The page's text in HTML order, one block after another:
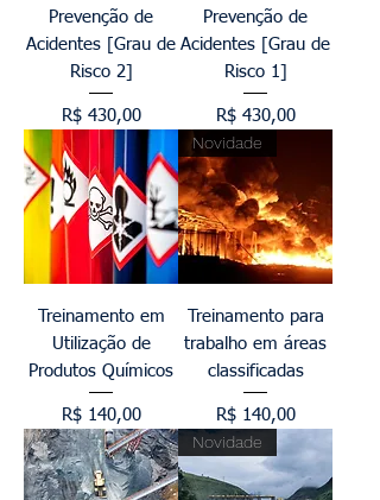
Prevenção de
Acidentes [Grau de
Risco 2]
Preço
R$ 430,00
Prevenção de
Acidentes [Grau de
Risco 1]
Preço
R$ 430,00
Treinamento em
Utilização de
Produtos Químicos
Preço
R$ 140,00
Novidade
Treinamento para
trabalho em áreas
classificadas
Preço
R$ 140,00
Novidade